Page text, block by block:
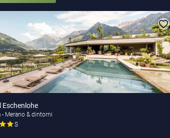
Eschenlohe
- Merano & dintorni
S